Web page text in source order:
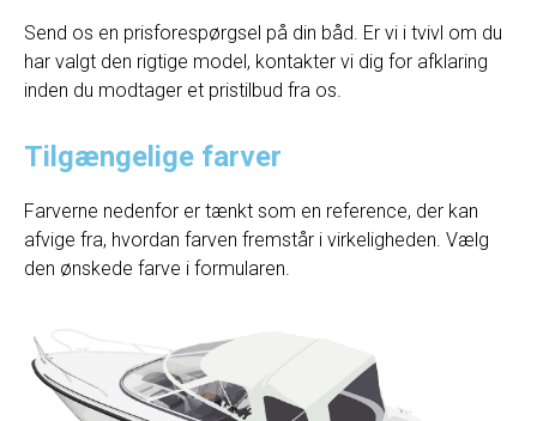
Send os en prisforespørgsel på din båd. Er vi i tvivl om du
har valgt den rigtige model, kontakter vi dig for afklaring
inden du modtager et pristilbud fra os.
Tilgængelige farver
Farverne nedenfor er tænkt som en reference, der kan
afvige fra, hvordan farven fremstår i virkeligheden. Vælg
den ønskede farve i formularen.